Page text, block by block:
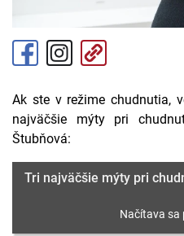
Ak ste v režime chudnutia,
najväčšie mýty pri
Štubňová:
Tri najväčšie mýty pri